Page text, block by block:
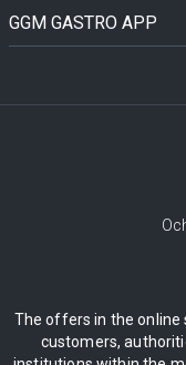
GGM GASTRO APP
The offers in the online
customers,